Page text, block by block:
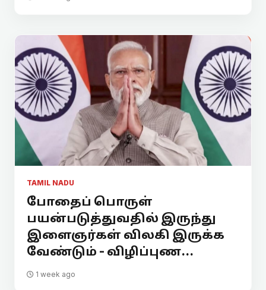
TAMIL NADU
போதைப் பொருள்
பயன்படுத்துவதில் இருந்து
இளைஞர்கள் விலகி இருக்க
வேண்டும் - விழிப்புண...
1 week ago